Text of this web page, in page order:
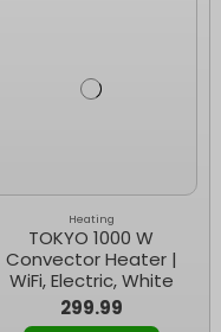
Heating
TOKYO 1000 W
Convector Heater |
WiFi, Electric, White
299.99